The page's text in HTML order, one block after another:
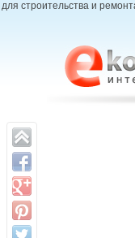
строительства и